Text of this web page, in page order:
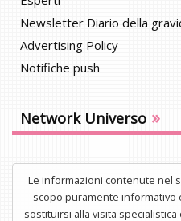
Newsletter Diario della
Advertising Policy
Notifiche push
Network Universo »
Le informazioni contenute nel
scopo puramente
sostituirsi alla visita